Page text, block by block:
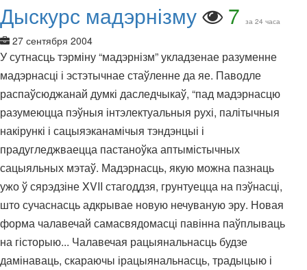
Дыскурс мадэрнізму 7 за 24 часа
27 сентября 2004
У сутнасць тэрміну “мадэрнізм” укладзенае разуменне
мадэрнасці і эстэтычнае стаўленне да яе. Паводле
распаўсюджанай думкі даследчыкаў, “пад мадэрнасцю
разумеюцца пэўныя інтэлектуальныя рухі, палітычныя
накірункі і сацыяэканамічыя тэндэнцыі і
прадугледжваецца пастаноўка аптымістычных
сацыяльных мэтаў. Мадэрнасць, якую можна пазнаць
ужо ў сярэдзіне XVII стагоддзя, грунтуецца на пэўнасці,
што сучаснасць адкрывае новую нечуваную эру. Новая
форма чалавечай самасвядомасці павінна паўплываць
на гісторыю... Чалавечая рацыянальнасць будзе
дамінаваць, скараючы ірацыянальнасць, традыцыю і